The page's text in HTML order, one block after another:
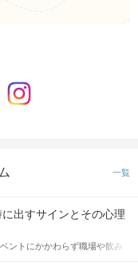
一覧
出すサインとその心理
ントにかかわらず職場や飲み